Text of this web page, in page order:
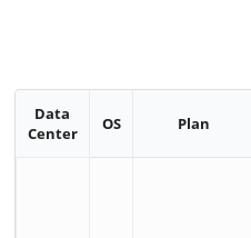
Data
Center
OS Plan